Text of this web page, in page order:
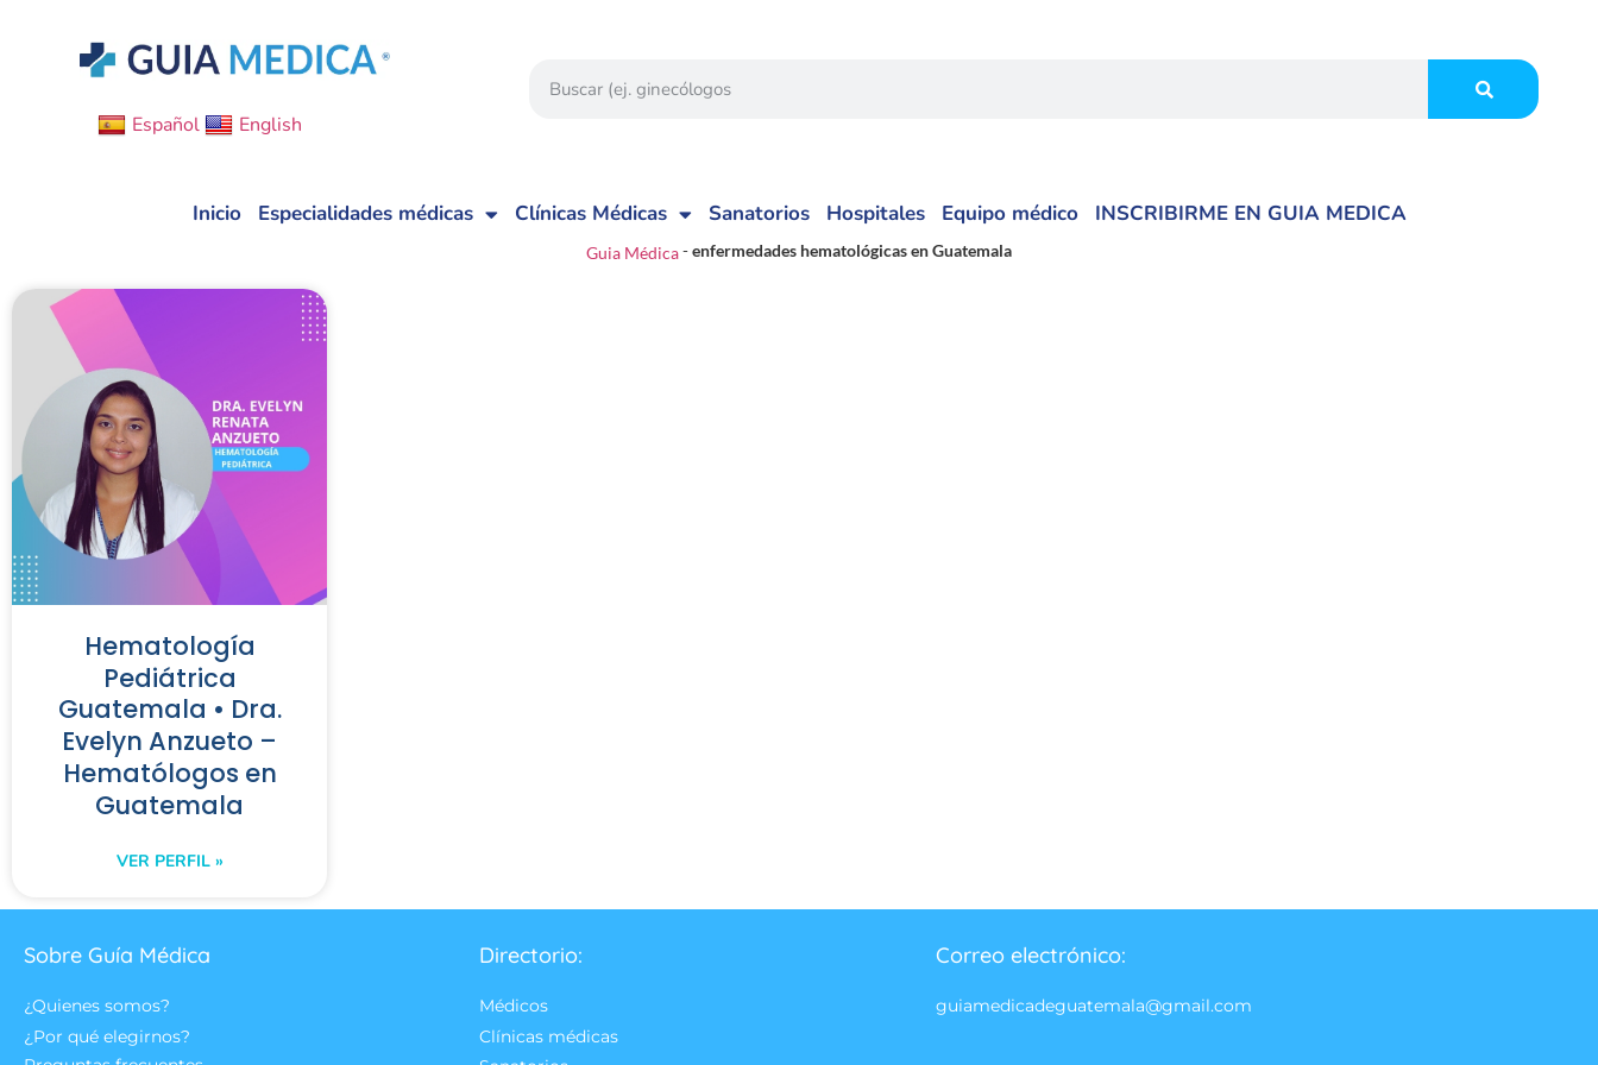
Español English
Inicio Especialidades médicas Clínicas Médicas Sanatorios Hospitales Equipo médico INSCRIBIRME EN GUIA MEDICA
Guia Médica-enfermedades hematológicas en Guatemala
Hematología
Pediátrica
Guatemala • Dra.
Evelyn Anzueto –
Hematólogos en
Guatemala
VER PERFIL »
Sobre Guía Médica
¿Quienes somos?
¿Por qué elegirnos?
Directorio:
Médicos
Clínicas médicas
Correo electrónico:
guiamedicadeguatemala@gmail.com